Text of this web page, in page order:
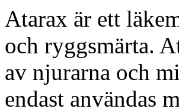
Atarax är ett
och ryggsmärta.
av njurarna och
endast användas